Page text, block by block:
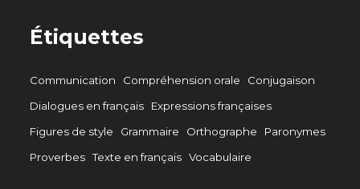
Étiquettes
Communication Compréhension orale
Conjugaison
Dialogues en français
Expressions françaises
Figures de style
Grammaire Orthographe
Paronymes
Proverbes Texte en français Vocabulaire